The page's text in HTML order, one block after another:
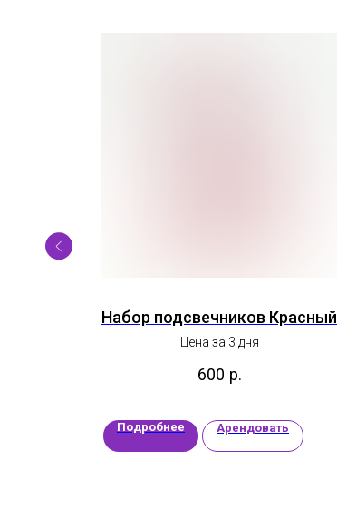
Набор подсвечников Красный
Цена за 3 дня
600 р.
Подробнее Арендовать